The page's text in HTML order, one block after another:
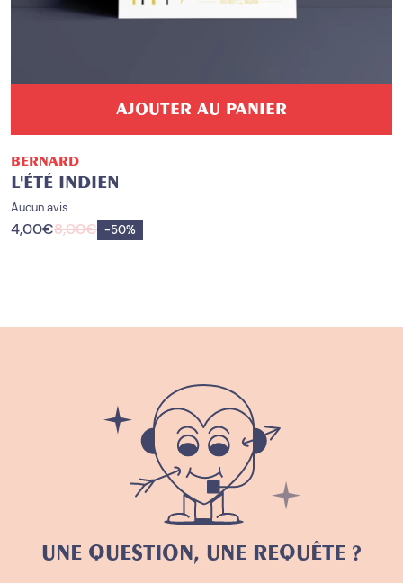
AJOUTER AU PANIER
BERNARD
L'ÉTÉ INDIEN
Aucun avis
4,00€8,00€ Enregistrer
-50%
UNE QUESTION, UNE REQUÊTE ?